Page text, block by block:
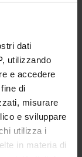
dati
utilizzando
e accedere
di
misurare
e sviluppare
utilizza i
in materia di
offer.